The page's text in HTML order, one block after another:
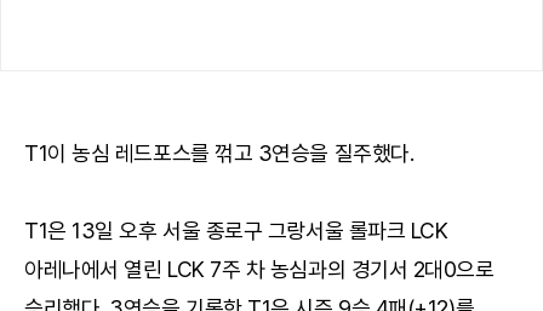
T1이 농심 레드포스를 꺾고 3연승을 질주했다.
T1은 13일 오후 서울 종로구 그랑서울 롤파크 LCK
아레나에서 열린 LCK 7주 차 농심과의 경기서 2대0으로